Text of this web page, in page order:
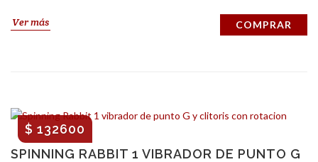
Ver más COMPRAR
SPINNING RABBIT 1 VIBRADOR DE PUNTO G
$ 132600